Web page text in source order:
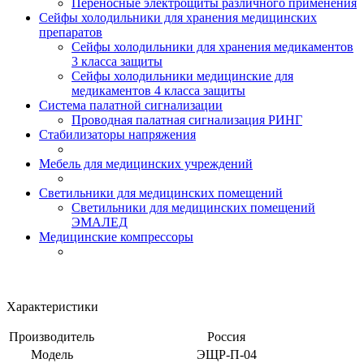
Переносные электрощиты различного применения
Сейфы холодильники для хранения медицинских
препаратов
Сейфы холодильники для хранения медикаментов
3 класса защиты
Сейфы холодильники медицинские для
медикаментов 4 класса защиты
Система палатной сигнализации
Проводная палатная сигнализация РИНГ
Стабилизаторы напряжения
Мебель для медицинских учреждений
Светильники для медицинских помещений
Светильники для медицинских помещений
ЭМАЛЕД
Медицинские компрессоры
Характеристики
Производитель
Россия
Модель
ЭЩР-П-04